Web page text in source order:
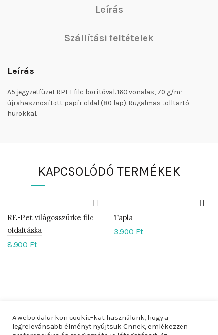
Leírás
Szállítási feltételek
Leírás
A5 jegyzetfüzet RPET filc borítóval. 160 vonalas, 70 g/m²
újrahasznosított papír oldal (80 lap). Rugalmas tolltartó
hurokkal.
KAPCSOLÓDÓ TERMÉKEK
RE-Pet világosszürke filc
oldaltáska
8.900 Ft
Tapla
3.900 Ft
A weboldalunkon cookie-kat használunk, hogy a
legrelevánsabb élményt nyújtsuk Önnek, emlékezzen